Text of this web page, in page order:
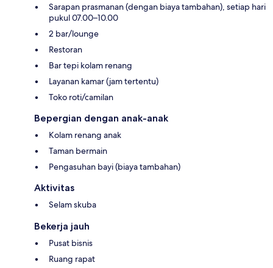
Sarapan prasmanan (dengan biaya tambahan), setiap hari
pukul 07.00–10.00
2 bar/lounge
Restoran
Bar tepi kolam renang
Layanan kamar (jam tertentu)
Toko roti/camilan
Bepergian dengan anak-anak
Kolam renang anak
Taman bermain
Pengasuhan bayi (biaya tambahan)
Aktivitas
Selam skuba
Bekerja jauh
Pusat bisnis
Ruang rapat